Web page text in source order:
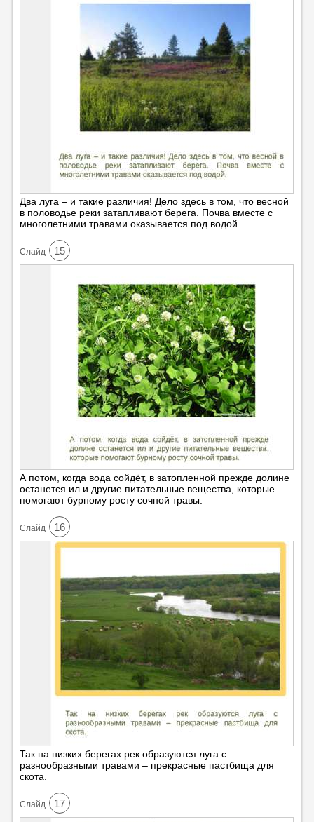
Два луга – и такие различия! Дело здесь в том, что весной
в половодье реки затапливают берега. Почва вместе с
многолетними травами оказывается под водой.
Cлайд 15
А потом, когда вода сойдёт, в затопленной прежде долине
останется ил и другие питательные вещества, которые
помогают бурному росту сочной травы.
Cлайд 16
Так на низких берегах рек образуются луга с
разнообразными травами – прекрасные пастбища для
скота.
Cлайд 17